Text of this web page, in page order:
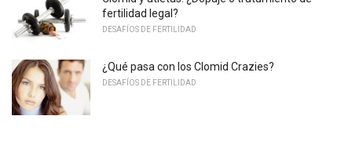
fertilidad legal?
DESAFÍOS DE FERTILIDAD
¿Qué pasa con los Clomid Crazies?
DESAFÍOS DE FERTILIDAD